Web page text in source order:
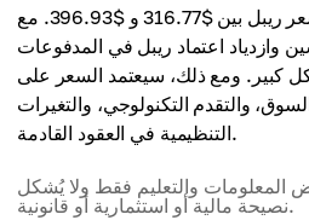
في عام 2050، قد يتراوح سعر ريبل بين $316.77 و $396.93. مع
وازدياد اعتماد ريبل في المدفوعات
كبير. ومع ذلك، سيعتمد السعر على
والتقدم التكنولوجي، والتغيرات
التنظيمية في العقود القادمة.
والتعليم فقط ولا يُشكل
نصيحة مالية أو استثمارية أو قانونية.